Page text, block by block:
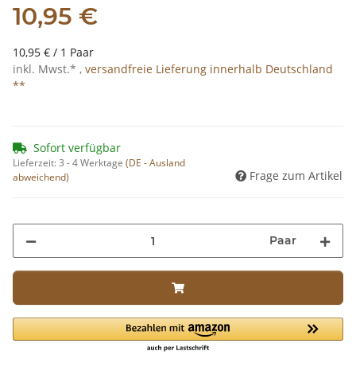
10,95 €
10,95 € / 1 Paar
inkl. Mwst.* , versandfreie Lieferung innerhalb Deutschland
**
Sofort verfügbar
Lieferzeit:3 - 4 Werktage (DE - Ausland
abweichend)
Frage zum Artikel
Paar